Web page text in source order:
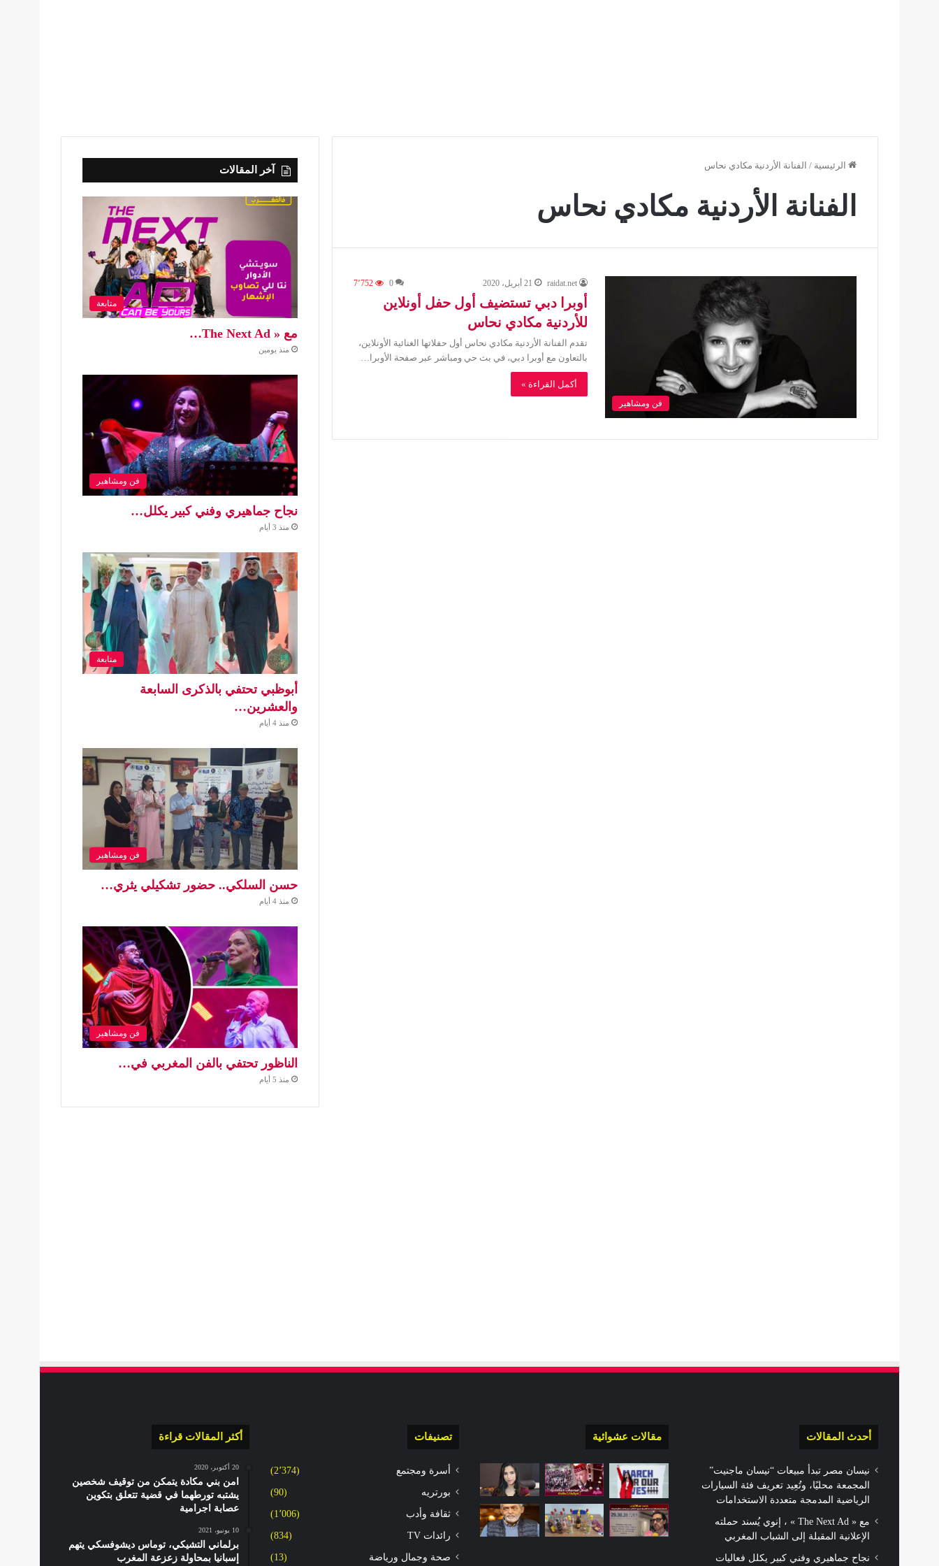
الرئيسية / الفنانة الأردنية مكادي نحاس
الفنانة الأردنية مكادي نحاس
فن ومشاهير
raidat.net 21 أبريل، 2020 0 7٬752
أوبرا دبي تستضيف أول حفل أونلاين
للأردنية مكادي نحاس
تقدم الفنانة الأردنية مكادي نحاس أول حفلاتها الغنائية الأونلاين،
بالتعاون مع أوبرا دبي، في بث حي ومباشر عبر صفحة الأوبرا…
أكمل القراءة »
آخر المقالات
متابعة
مع « The Next Ad…
منذ يومين
فن ومشاهير
نجاح جماهيري وفني كبير يكلل…
منذ 3 أيام
متابعة
أبوظبي تحتفي بالذكرى السابعة
والعشرين…
منذ 4 أيام
فن ومشاهير
حسن السلكي.. حضور تشكيلي يثري…
منذ 4 أيام
فن ومشاهير
الناظور تحتفي بالفن المغربي في…
منذ 5 أيام
أحدث المقالات
نيسان مصر تبدأ مبيعات “نيسان ماجنيت”
المجمعة محليًا، وتُعِيد تعريف فئة السيارات
الرياضية المدمجة متعددة الاستخدامات
مع « The Next Ad » ، إنوي يُسند حملته
الإعلانية المقبلة إلى الشباب المغربي
نجاح جماهيري وفني كبير يكلل فعاليات
مقالات عشوائية تصنيفات
أسرة ومجتمع (2٬374)
بورتريه (90)
ثقافة وأدب (1٬006)
رائدات TV (834)
صحة وجمال ورياضة (13)
أكثر المقالات قراءة
20 أكتوبر، 2020
امن بني مكادة يتمكن من توقيف شخصين
يشتبه تورطهما في قضية تتعلق بتكوين
عصابة اجرامية
10 يونيو، 2021
برلماني التشيكي، توماس ديشوفسكي يتهم
إسبانيا بمحاولة زعزعة المغرب